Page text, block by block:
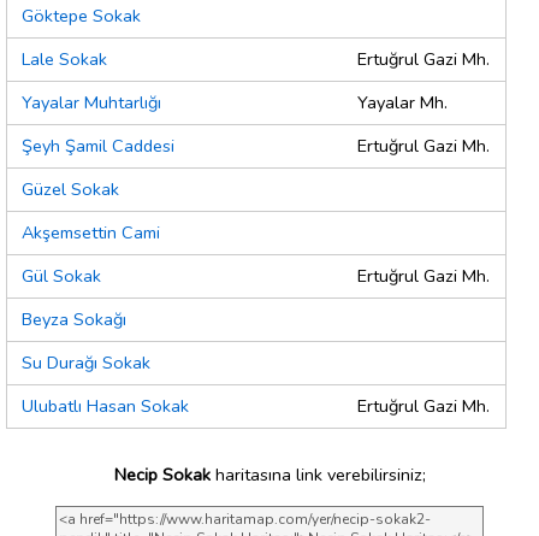
Göktepe Sokak
Lale Sokak
Ertuğrul Gazi Mh.
Yayalar Muhtarlığı
Yayalar Mh.
Şeyh Şamil Caddesi
Ertuğrul Gazi Mh.
Güzel Sokak
Akşemsettin Cami
Gül Sokak
Ertuğrul Gazi Mh.
Beyza Sokağı
Su Durağı Sokak
Ulubatlı Hasan Sokak
Ertuğrul Gazi Mh.
Necip Sokakharitasına link verebilirsiniz;